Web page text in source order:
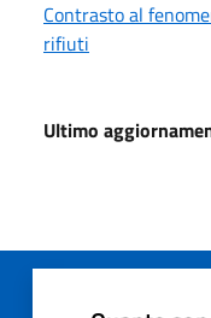
Contrasto al
rifiuti
Ultimo